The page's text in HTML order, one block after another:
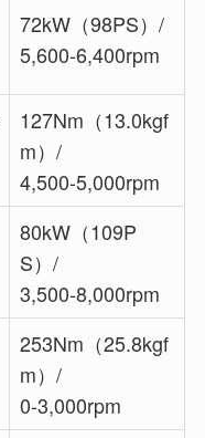
72kW（98PS）/
5,600-6,400rpm
127Nm（13.0kgf
m）/
4,500-5,000rpm
80kW（109P
S）/
3,500-8,000rpm
253Nm（25.8kgf
m）/
0-3,000rpm